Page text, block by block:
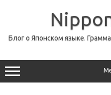
Блог о Японском языке.